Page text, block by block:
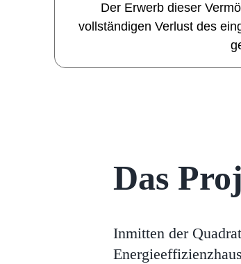
Der Erwerb dieser
vollständigen Verlust des
Das
Inmitten der